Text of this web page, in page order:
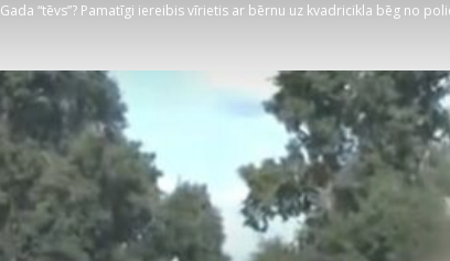
Gada “tēvs”? Pamatīgi iereibis vīrietis ar bērnu uz kvadricikla bēg no